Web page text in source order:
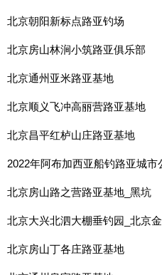
北京朝阳新标点路亚钓场
北京房山林涧小筑路亚俱乐部
北京通州亚米路亚基地
北京顺义飞冲高丽营路亚基地
北京昌平红栌山庄路亚基地
2022年阿布加西亚船钓路亚城市
北京房山路之营路亚基地_黑坑
北京大兴北泗大棚垂钓园_北京
北京房山丁各庄路亚基地